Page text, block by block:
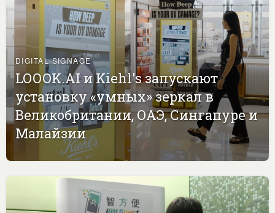
DIGITAL SIGNAGE
LOOOK.AI и Kiehl's запускают
установку «умных» зеркал в
Великобритании, ОАЭ, Сингапуре и
Малайзии